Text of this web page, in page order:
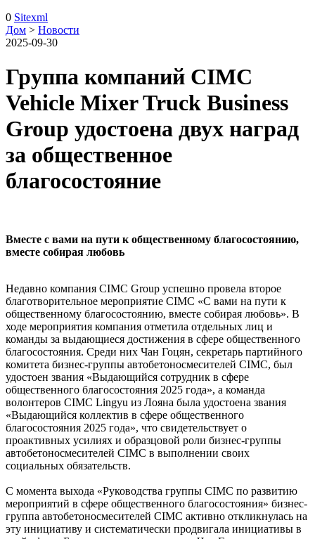
0 Sitexml
Дом > Новости
2025-09-30
Группа компаний CIMC
Vehicle Mixer Truck Business
Group удостоена двух наград
за общественное
благосостояние
Вместе с вами на пути к общественному благосостоянию,
вместе собирая любовь
Недавно компания CIMC Group успешно провела второе
благотворительное мероприятие CIMC «С вами на пути к
общественному благосостоянию, вместе собирая любовь». В
ходе мероприятия компания отметила отдельных лиц и
команды за выдающиеся достижения в сфере общественного
благосостояния. Среди них Чан Гоцян, секретарь партийного
комитета бизнес-группы автобетоносмесителей CIMC, был
удостоен звания «Выдающийся сотрудник в сфере
общественного благосостояния 2025 года», а команда
волонтеров CIMC Lingyu из Лояна была удостоена звания
«Выдающийся коллектив в сфере общественного
благосостояния 2025 года», что свидетельствует о
проактивных усилиях и образцовой роли бизнес-группы
автобетоносмесителей CIMC в выполнении своих
социальных обязательств.
С момента выхода «Руководства группы CIMC по развитию
мероприятий в сфере общественного благосостояния» бизнес-
группа автобетоносмесителей CIMC активно откликнулась на
эту инициативу и систематически продвигала инициативы в